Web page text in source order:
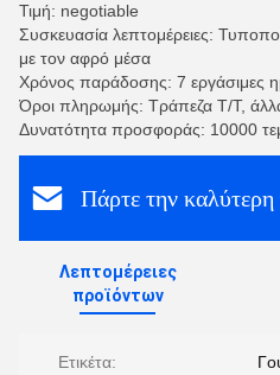
Τιμή: negotiable
Συσκευασία λεπτομέρειες:
με τον αφρό μέσα
Χρόνος παράδοσης: 7 εργάσιμες
Όροι πληρωμής: Τράπεζα T/T,
Δυνατότητα προσφοράς: 10000
Πάρτε την καλύτερη
Λεπτομέρειες
προϊόντων
Ετικέτα: